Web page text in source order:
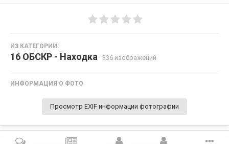
ИЗ КАТЕГОРИИ:
16 ОБСКР - Находка · 336 изображений
ИНФОРМАЦИЯ О ФОТО
Просмотр EXIF информации фотографии